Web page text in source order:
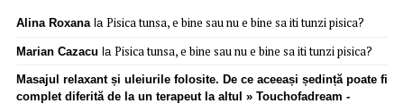
Alina Roxanala Pisica tunsa, e bine sau nu e bine sa iti tunzi pisica?
Marian Cazacu la Pisica tunsa, e bine sau nu e bine sa iti tunzi pisica?
Masajul relaxant și uleiurile folosite. De ce aceeași ședință poate fi
complet diferită de la un terapeut la altul » Touchofadream -